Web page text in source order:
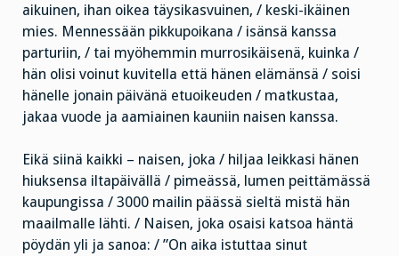
aikuinen, ihan oikea täysikasvuinen, / keski-ikäinen
mies. Mennessään pikkupoikana / isänsä kanssa
parturiin, / tai myöhemmin murrosikäisenä, kuinka /
hän olisi voinut kuvitella että hänen elämänsä / soisi
hänelle jonain päivänä etuoikeuden / matkustaa,
jakaa vuode ja aamiainen kauniin naisen kanssa.
Eikä siinä kaikki – naisen, joka / hiljaa leikkasi hänen
hiuksensa iltapäivällä / pimeässä, lumen peittämässä
kaupungissa / 3000 mailin päässä sieltä mistä hän
maailmalle lähti. / Naisen, joka osaisi katsoa häntä
pöydän yli ja sanoa: / ”On aika istuttaa sinut